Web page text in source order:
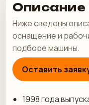
Описание
Ниже сведены
оснащение и
подборе машины.
Оставить
1998 года